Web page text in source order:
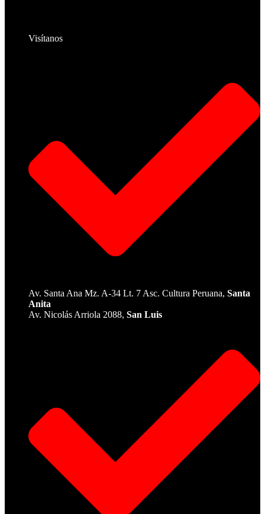
Visítanos
Av. Santa Ana Mz. A-34 Lt. 7 Asc. Cultura Peruana, Santa
Anita
Av. Nicolás Arriola 2088, San Luis